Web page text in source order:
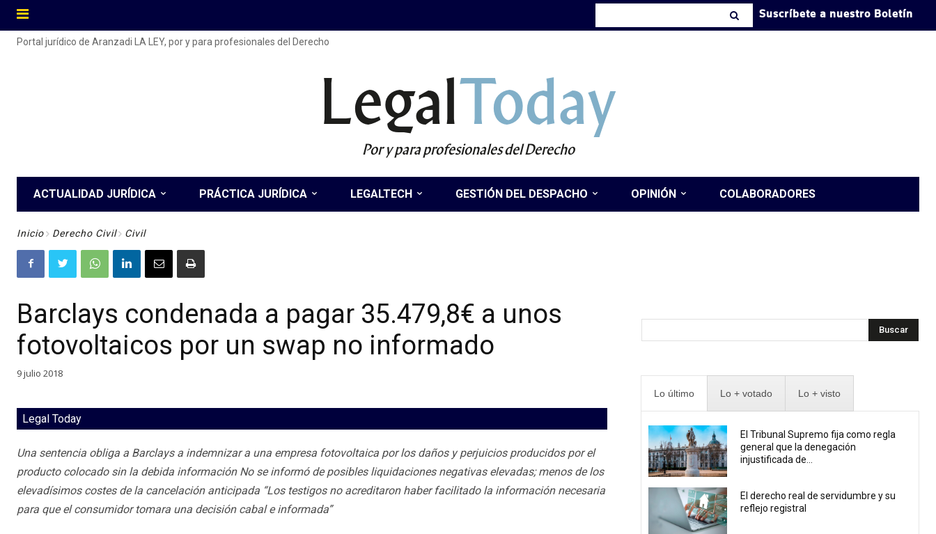
Suscríbete a nuestro Boletín
Portal jurídico de Aranzadi LA LEY, por y para profesionales del Derecho
LegalToday
Por y para profesionales del Derecho
ACTUALIDAD JURÍDICA PRÁCTICA JURÍDICA LEGALTECH GESTIÓN DEL DESPACHO OPINIÓN COLABORADORES
Inicio Derecho Civil Civil
Barclays condenada a pagar 35.479,8€ a unos
fotovoltaicos por un swap no informado
9 julio 2018
Legal Today
Una sentencia obliga a Barclays a indemnizar a una empresa fotovoltaica por los daños y perjuicios producidos por el
producto colocado sin la debida información No se informó de posibles liquidaciones negativas elevadas; menos de los
elevadísimos costes de la cancelación anticipada “Los testigos no acreditaron haber facilitado la información necesaria
para que el consumidor tomara una decisión cabal e informada”
Buscar
Lo último Lo + votado Lo + visto
El Tribunal Supremo fija como regla
general que la denegación
injustificada de...
El derecho real de servidumbre y su
reflejo registral